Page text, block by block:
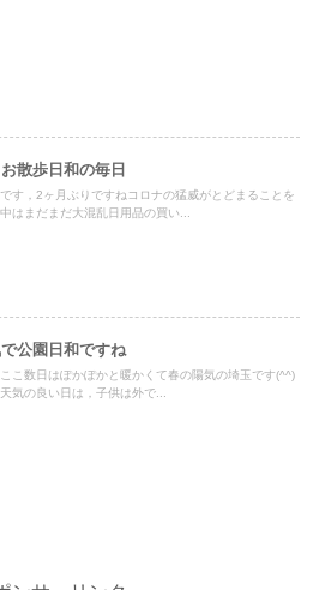
散歩日和の毎日
す，2ヶ月ぶりですねコロナの猛威がとどまることを
はまだまだ大混乱日用品の買い...
公園日和ですね
こ数日はぽかぽかと暖かくて春の陽気の埼玉です(^^)
気の良い日は，子供は外で...